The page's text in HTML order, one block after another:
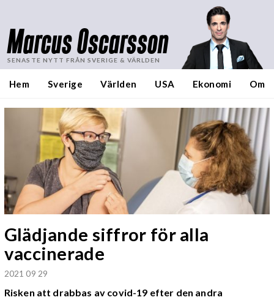
Marcus Oscarsson
SENASTE NYTT FRÅN SVERIGE & VÄRLDEN
Hem Sverige Världen USA Ekonomi Om
Glädjande siffror för alla
vaccinerade
2021 09 29
Risken att drabbas av covid-19 efter den andra